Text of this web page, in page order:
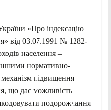
«Про індексацію
від 03.07.1991 № 1282-
населення –
нормативно-
підвищення
що дає можливість
подорожчання